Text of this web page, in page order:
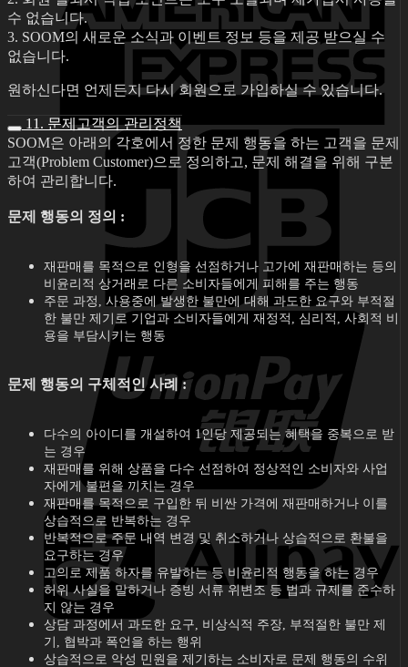
수 없습니다.
3. SOOM의 새로운 소식과 이벤트 정보 등을 제공 받으실 수
없습니다.
원하신다면 언제든지 다시 회원으로 가입하실 수 있습니다.
11. 문제고객의 관리정책
SOOM은 아래의 각호에서 정한 문제 행동을 하는 고객을 문제
고객(Problem Customer)으로 정의하고, 문제 해결을 위해 구분
하여 관리합니다.
문제 행동의 정의 :
재판매를 목적으로 인형을 선점하거나 고가에 재판매하는 등의
비윤리적 상거래로 다른 소비자들에게 피해를 주는 행동
주문 과정, 사용중에 발생한 불만에 대해 과도한 요구와 부적절
한 불만 제기로 기업과 소비자들에게 재정적, 심리적, 사회적 비
용을 부담시키는 행동
문제 행동의 구체적인 사례 :
다수의 아이디를 개설하여 1인당 제공되는 혜택을 중복으로 받
는 경우
재판매를 위해 상품을 다수 선점하여 정상적인 소비자와 사업
자에게 불편을 끼치는 경우
재판매를 목적으로 구입한 뒤 비싼 가격에 재판매하거나 이를
상습적으로 반복하는 경우
반복적으로 주문 내역 변경 및 취소하거나 상습적으로 환불을
요구하는 경우
고의로 제품 하자를 유발하는 등 비윤리적 행동을 하는 경우
허위 사실을 말하거나 증빙 서류 위변조 등 법과 규제를 준수하
지 않는 경우
상담 과정에서 과도한 요구, 비상식적 주장, 부적절한 불만 제
기, 협박과 폭언을 하는 행위
상습적으로 악성 민원을 제기하는 소비자로 문제 행동의 수위